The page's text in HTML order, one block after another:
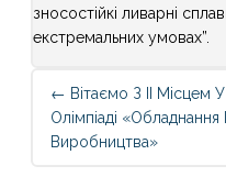
зносостійкі ливарні
екстремальних умовах”.
Post
navigation
← Вітаємо З ІІ Місцем
Олімпіаді «Обладнання
Виробництва»